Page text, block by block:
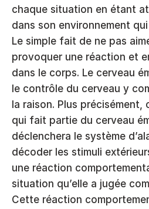
chaque situation en étant
dans son environnement
Le simple fait de ne pas
provoquer une réaction et
dans le corps. Le cerveau
le contrôle du cerveau y
la raison. Plus précisément,
qui fait partie du cerveau
déclenchera le système
décoder les stimuli
une réaction
situation qu’elle a jugée
Cette réaction